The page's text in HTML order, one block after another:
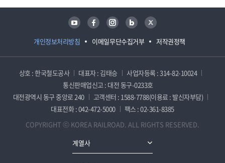
개인정보처리방침 이메일무단수집거부 저작권정책
유튜브 페이스북 인스타그램 블로그 트위터
상호 : 한국철도공사 대표자 : 김태승
사업자등록 : 314-82-10024
통신판매업신고 : 대전 동구-0233호
대전광역시 동구 중앙로 240
고객센터 : 1588-7788(이용료 : 발신자부담)
대표전화 : 042-472-5000
팩스 : 02-361-8385
COPYRIGHT ⓒ KOREA RAILROAD. ALL RIGHTS RESERVED.
계열사